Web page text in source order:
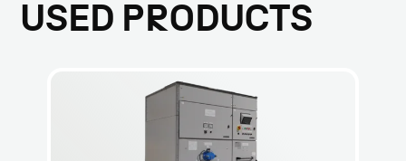
USED PRODUCTS